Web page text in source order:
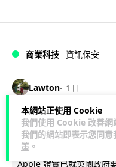
本網站正使用 Cookie
我們使用 Cookie 改善網
我們的網站即表示您同意
策 。
商業科技 資訊保安
Lawton 1 日
被命令製造「
政府 加密後門
Apple 證實已就英國政府